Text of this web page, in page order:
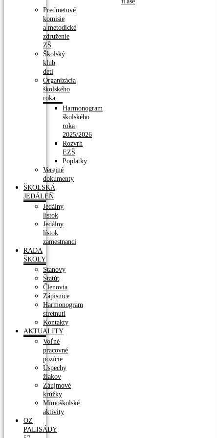
Predmetové
komisie
a metodické
združenie
ZŠ
Školský
klub
detí
Organizácia
školského
roka
Harmonogram
školského
roka
2025/2026
Rozvrh
EZŠ
Poplatky
Verejné
dokumenty
ŠKOLSKÁ
JEDÁLEŇ
Jedálny
lístok
Jedálny
lístok
zamestnanci
RADA
ŠKOLY
Stanovy
Štatút
Členovia
Zápisnice
Harmonogram
stretnutí
Kontakty
AKTUALITY
Voľné
pracovné
pozície
Úspechy
žiakov
Záujmové
krúžky
Mimoškolské
aktivity
OZ
PALISÁDY